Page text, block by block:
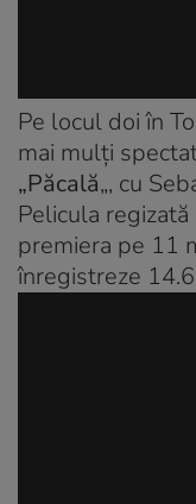
Pe locul doi în
mai mulţi
„Păcală„, cu
Pelicula
premiera pe 11
înregistreze